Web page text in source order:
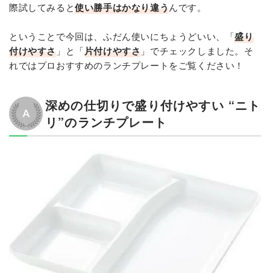
際試してみると使い勝手はかなり違うんです。
ということで今回は、ふだん使いにちょうどいい、「盛り
付けやすさ 」と「片付けやすさ 」でチェックしました。そ
れではプロおすすめのランチプレートをご覧ください！
深めの仕切りで盛り付けやすい “ニト
リ”のランチプレート